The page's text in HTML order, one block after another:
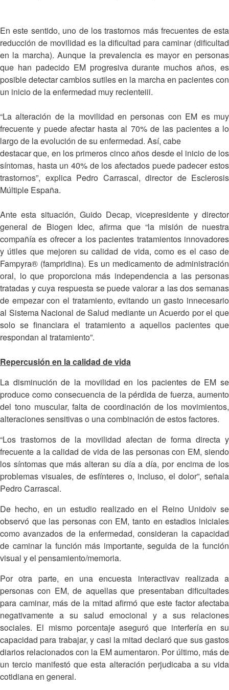
En este sentido, uno de los trastornos más frecuentes de esta
reducción de movilidad es la dificultad para caminar (dificultad
en la marcha). Aunque la prevalencia es mayor en personas
que han padecido EM progresiva durante muchos años, es
posible detectar cambios sutiles en la marcha en pacientes con
un inicio de la enfermedad muy recienteiii.
“La alteración de la movilidad en personas con EM es muy
frecuente y puede afectar hasta al 70% de las pacientes a lo
largo de la evolución de su enfermedad. Así, cabe
destacar que, en los primeros cinco años desde el inicio de los
síntomas, hasta un 40% de los afectados puede padecer estos
trastornos”, explica Pedro Carrascal, director de Esclerosis
Múltiple España.
Ante esta situación, Guido Decap, vicepresidente y director
general de Biogen Idec, afirma que “la misión de nuestra
compañía es ofrecer a los pacientes tratamientos innovadores
y útiles que mejoren su calidad de vida, como es el caso de
Fampyra® (fampridina). Es un medicamento de administración
oral, lo que proporciona más independencia a las personas
tratadas y cuya respuesta se puede valorar a las dos semanas
de empezar con el tratamiento, evitando un gasto innecesario
al Sistema Nacional de Salud mediante un Acuerdo por el que
solo se financiara el tratamiento a aquellos pacientes que
respondan al tratamiento”.
Repercusión en la calidad de vida
La disminución de la movilidad en los pacientes de EM se
produce como consecuencia de la pérdida de fuerza, aumento
del tono muscular, falta de coordinación de los movimientos,
alteraciones sensitivas o una combinación de estos factores.
“Los trastornos de la movilidad afectan de forma directa y
frecuente a la calidad de vida de las personas con EM, siendo
los síntomas que más alteran su día a día, por encima de los
problemas visuales, de esfínteres o, incluso, el dolor”, señala
Pedro Carrascal.
De hecho, en un estudio realizado en el Reino Unidoiv se
observó que las personas con EM, tanto en estadios iniciales
como avanzados de la enfermedad, consideran la capacidad
de caminar la función más importante, seguida de la función
visual y el pensamiento/memoria.
Por otra parte, en una encuesta interactivav realizada a
personas con EM, de aquellas que presentaban dificultades
para caminar, más de la mitad afirmó que este factor afectaba
negativamente a su salud emocional y a sus relaciones
sociales. El mismo porcentaje aseguró que interfería en su
capacidad para trabajar, y casi la mitad declaró que sus gastos
diarios relacionados con la EM aumentaron. Por último, más de
un tercio manifestó que esta alteración perjudicaba a su vida
cotidiana en general.